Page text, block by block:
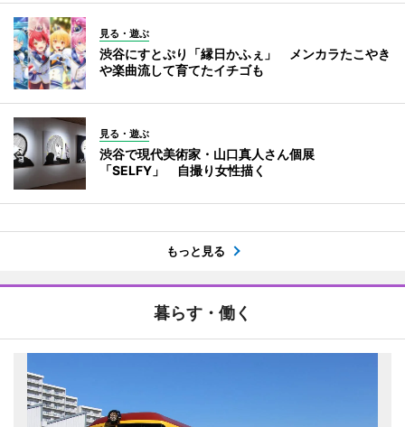
見る・遊ぶ
渋谷にすとぷり「縁日かふぇ」 メンカラたこやき
や楽曲流して育てたイチゴも
見る・遊ぶ
渋谷で現代美術家・山口真人さん個展
「SELFY」 自撮り女性描く
もっと見る
暮らす・働く